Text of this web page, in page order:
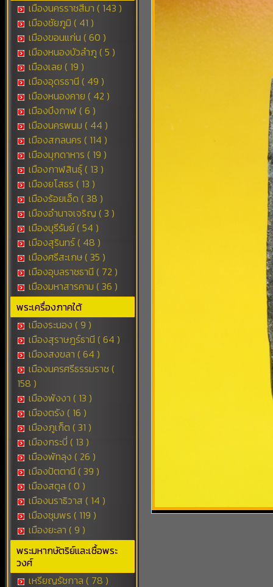
เมืองนครราชสีมา ( 143 )
เมืองชัยภูมิ ( 41 )
เมืองขอนแก่น ( 60 )
เมืองหนองบัวลำภู ( 5 )
เมืองเลย ( 19 )
เมืองอุดรธานี ( 49 )
เมืองหนองคาย ( 42 )
เมืองบึงกาฬ ( 6 )
เมืองนครพนม ( 44 )
เมืองสกลนคร ( 114 )
เมืองมุกดาหาร ( 19 )
เมืองกาฬสินธุ์ ( 13 )
เมืองยโสธร ( 13 )
เมืองร้อยเอ็ด ( 38 )
เมืองอำนาจเจริญ ( 3 )
เมืองบุรีรัมย์ ( 54 )
เมืองสุรินทร์ ( 48 )
เมืองศรีสะเกษ ( 35 )
เมืองอุบลราชธานี ( 72 )
เมืองมหาสารคาม ( 36 )
พระเครื่องภาคใต้
เมืองระนอง ( 9 )
เมืองสุราษฎร์ธานี ( 64 )
เมืองสงขลา ( 64 )
เมืองนครศรีธรรมราช (
158 )
เมืองพังงา ( 13 )
เมืองตรัง ( 16 )
เมืองภูเก็ต ( 31 )
เมืองกระบี่ ( 13 )
เมืองพัทลุง ( 26 )
เมืองปัตตานี ( 39 )
เมืองสตูล ( 0 )
เมืองนราธิวาส ( 14 )
เมืองชุมพร ( 119 )
เมืองยะลา ( 9 )
พระมหากษัตริย์และเชื้อพระ
วงศ์
เหรียญรัชกาล ( 78 )